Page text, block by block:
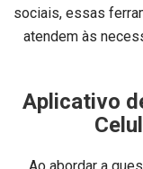
sociais, essas
atendem às
Aplicativo